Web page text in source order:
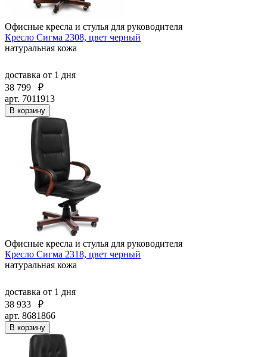
Офисные кресла и стулья для руководителя
Кресло Сигма 2308, цвет черный
натуральная кожа
доставка от 1 дня
38 799
₽
арт. 7011913
В корзину
Офисные кресла и стулья для руководителя
Кресло Сигма 2318, цвет черный
натуральная кожа
доставка от 1 дня
38 933
₽
арт. 8681866
В корзину